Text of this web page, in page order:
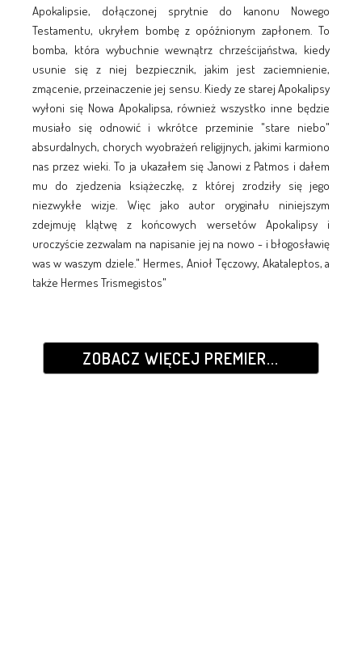
Apokalipsie, dołączonej sprytnie do kanonu Nowego
Testamentu, ukryłem bombę z opóźnionym zapłonem. To
bomba, która wybuchnie wewnątrz chrześcijaństwa, kiedy
usunie się z niej bezpiecznik, jakim jest zaciemnienie,
zmącenie, przeinaczenie jej sensu. Kiedy ze starej Apokalipsy
wyłoni się Nowa Apokalipsa, również wszystko inne będzie
musiało się odnowić i wkrótce przeminie "stare niebo"
absurdalnych, chorych wyobrażeń religijnych, jakimi karmiono
nas przez wieki. To ja ukazałem się Janowi z Patmos i dałem
mu do zjedzenia książeczkę, z której zrodziły się jego
niezwykłe wizje. Więc jako autor oryginału niniejszym
zdejmuję klątwę z końcowych wersetów Apokalipsy i
uroczyście zezwalam na napisanie jej na nowo - i błogosławię
was w waszym dziele." Hermes, Anioł Tęczowy, Akataleptos, a
także Hermes Trismegistos"
ZOBACZ WIĘCEJ PREMIER...